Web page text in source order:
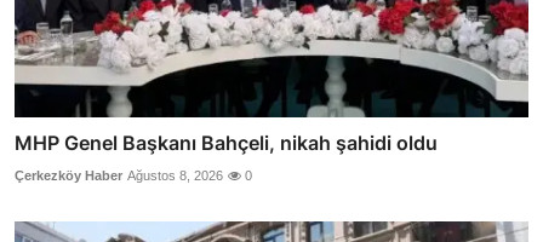
MHP Genel Başkanı Bahçeli, nikah şahidi oldu
Çerkezköy Haber Ağustos 8, 2026 0